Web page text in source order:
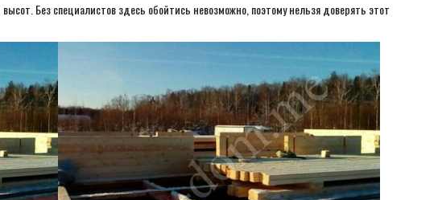
Без специалистов здесь обойтись невозможно, поэтому нельзя доверять этот